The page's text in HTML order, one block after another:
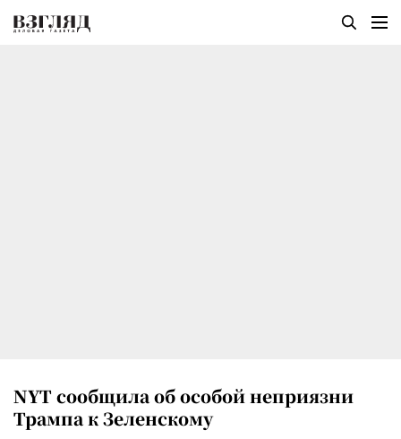
NYT сообщила об особой неприязни
Трампа к Зеленскому